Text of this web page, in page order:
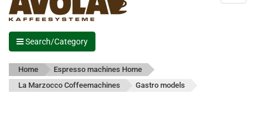
Search/Category
Home
Espresso machines Home
La Marzocco Coffeemachines
Gastro models